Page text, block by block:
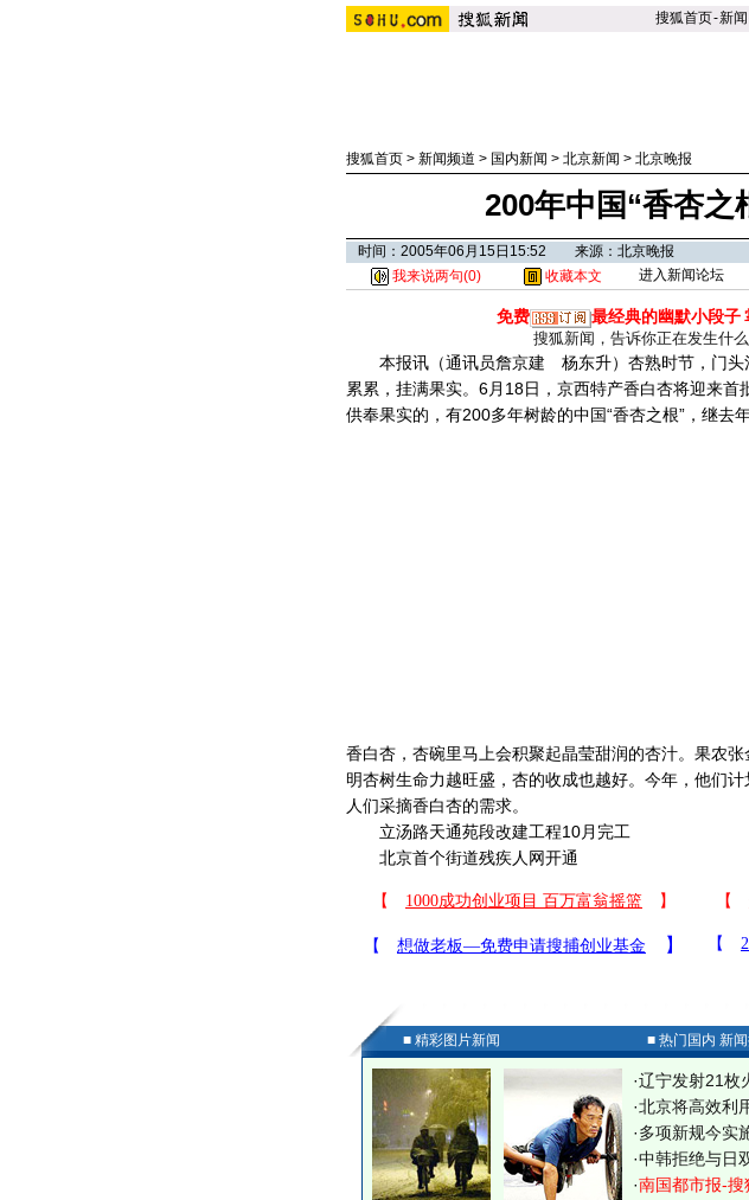
搜狐首页-新闻
搜狐首页> 新闻频道 > 国内新闻 > 北京新闻 > 北京晚报
200年中国“香杏之
时间：2005年06月15日15:52 来源：北京晚报
我来说两句(0) 收藏本文 进入新闻论坛
免费 最经典的幽默小段子
搜狐新闻，告诉你正在发生什么
本报讯（通讯员詹京建 杨东升）杏熟时节，门头
累累，挂满果实。6月18日，京西特产香白杏将迎来
供奉果实的，有200多年树龄的中国“香杏之根”，继去
香白杏，杏碗里马上会积聚起晶莹甜润的杏汁。果农
明杏树生命力越旺盛，杏的收成也越好。今年，他们
人们采摘香白杏的需求。
立汤路天通苑段改建工程10月完工
北京首个街道残疾人网开通
■ 精彩图片新闻 ■ 热门国内 新
·辽宁发射21枚
·北京将高效利
·多项新规今实
·中韩拒绝与日
·南国都市报-